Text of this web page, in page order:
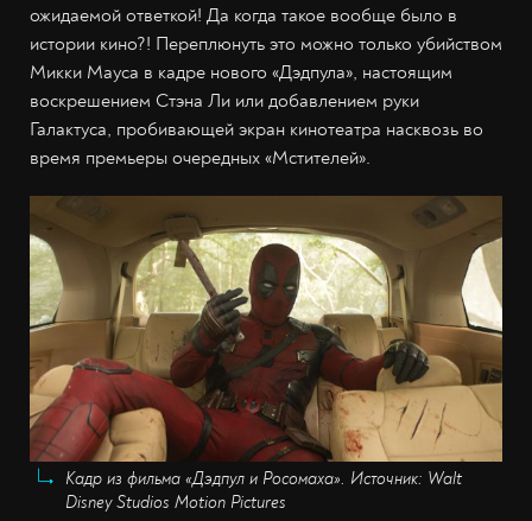
ожидаемой ответкой! Да когда такое вообще было в
истории кино?! Переплюнуть это можно только убийством
Микки Мауса в кадре нового «Дэдпула», настоящим
воскрешением Стэна Ли или добавлением руки
Галактуса, пробивающей экран кинотеатра насквозь во
время премьеры очередных «Мстителей».
Кадр из фильма «Дэдпул и Росомаха». Источник: Walt
Disney Studios Motion Pictures